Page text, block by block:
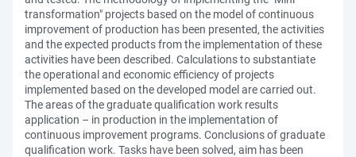
transformation" projects based on the model of continuous
improvement of production has been presented, the activities
and the expected products from the implementation of these
activities have been described. Calculations to substantiate
the operational and economic efficiency of projects
implemented based on the developed model are carried out.
The areas of the graduate qualification work results
application – in production in the implementation of
continuous improvement programs. Conclusions of graduate
qualification work. Tasks have been solved, aim has been